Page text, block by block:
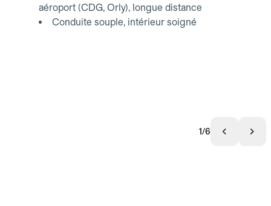
aéroport (CDG, Orly), longue distance
Conduite souple, intérieur soigné
1/6